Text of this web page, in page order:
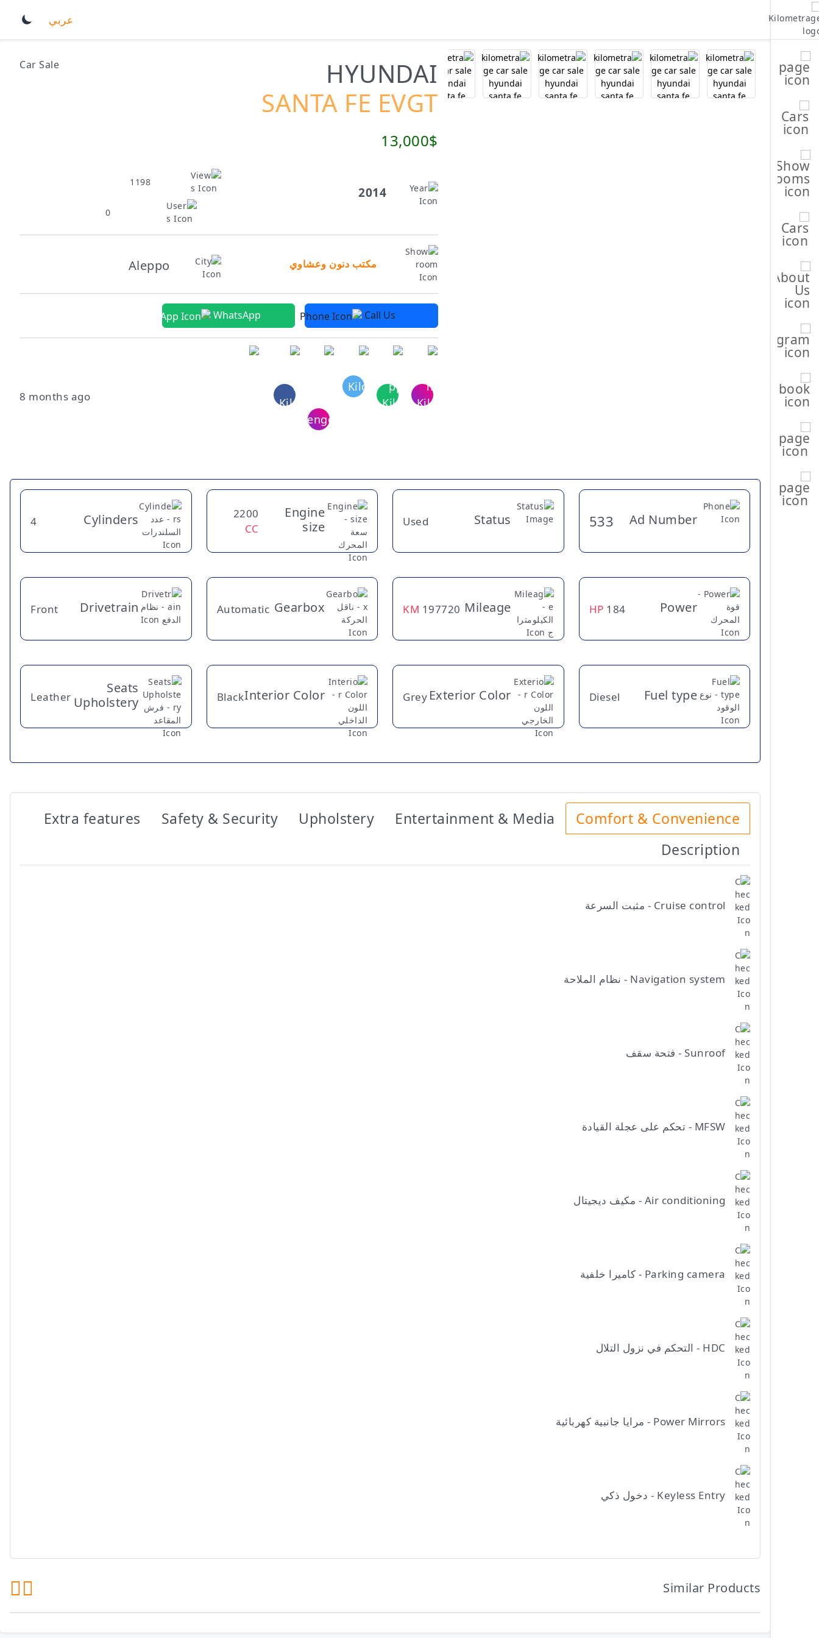
عربي
HYUNDAI
Car Sale
SANTA FE EVGT
13,000$
2014
1198
0
مكتب دنون وعشاوي Aleppo
Call Us
WhatsApp
8 months ago
Ad Number
533
Status
Used
Engine
size
2200
CC
Cylinders
4
Power
184
HP
Mileage
197720
KM
Gearbox
Automatic
Drivetrain
Front
Fuel type
Diesel
Exterior Color
Grey
Interior Color
Black
Seats
Upholstery
Leather
Comfort & Convenience
Entertainment & Media
Upholstery
Safety & Security
Extra features
Description
Cruise control - مثبت السرعة
Navigation system - نظام الملاحة
Sunroof - فتحة سقف
MFSW - تحكم على عجلة القيادة
Air conditioning - مكيف ديجيتال
Parking camera - كاميرا خلفية
HDC - التحكم في نزول التلال
Power Mirrors - مرايا جانبية كهربائية
Keyless Entry - دخول ذكي
Similar Products